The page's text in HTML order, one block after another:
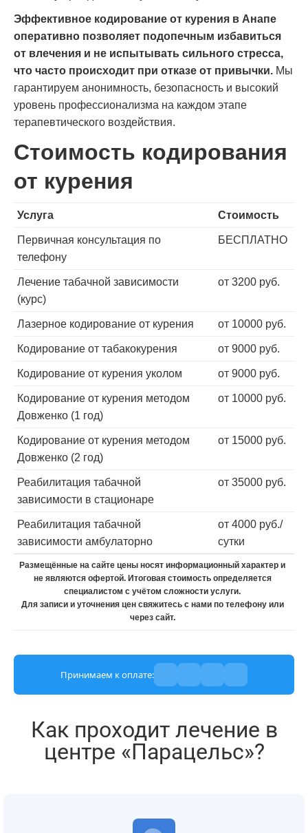
Эффективное кодирование от курения в Анапе
оперативно позволяет подопечным избавиться
от влечения и не испытывать сильного стресса,
что часто происходит при отказе от привычки. Мы
гарантируем анонимность, безопасность и высокий
уровень профессионализма на каждом этапе
терапевтического воздействия.
Стоимость кодирования
от курения
Услуга Стоимость
Первичная консультация по
телефону
БЕСПЛАТНО
Лечение табачной зависимости
(курс)
от 3200 руб.
Лазерное кодирование от курения от 10000 руб.
Кодирование от табакокурения от 9000 руб.
Кодирование от курения уколом от 9000 руб.
Кодирование от курения методом
Довженко (1 год)
от 10000 руб.
Кодирование от курения методом
Довженко (2 год)
от 15000 руб.
Реабилитация табачной
зависимости в стационаре
от 35000 руб.
Реабилитация табачной
зависимости амбулаторно
от 4000 руб./
сутки
Размещённые на сайте цены носят информационный характер и
не являются офертой. Итоговая стоимость определяется
специалистом с учётом сложности услуги.
Для записи и уточнения цен свяжитесь с нами по телефону или
через сайт.
Принимаем к оплате:
Как проходит лечение в
центре «Парацельс»?